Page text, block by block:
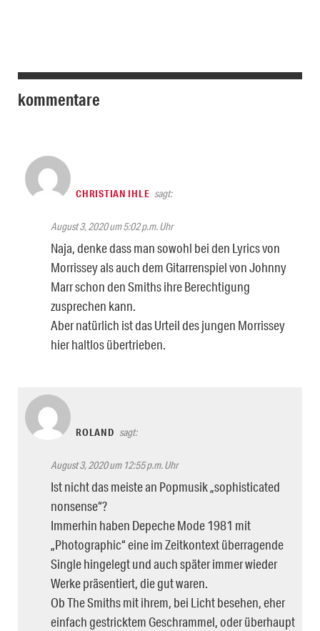
kommentare
CHRISTIAN IHLE sagt:
August 3, 2020 um 5:02 p.m. Uhr
Naja, denke dass man sowohl bei den Lyrics von
Morrissey als auch dem Gitarrenspiel von Johnny
Marr schon den Smiths ihre Berechtigung
zusprechen kann.
Aber natürlich ist das Urteil des jungen Morrissey
hier haltlos übertrieben.
ROLAND sagt:
August 3, 2020 um 12:55 p.m. Uhr
Ist nicht das meiste an Popmusik „sophisticated
nonsense“?
Immerhin haben Depeche Mode 1981 mit
„Photographic“ eine im Zeitkontext überragende
Single hingelegt und auch später immer wieder
Werke präsentiert, die gut waren.
Ob The Smiths mit ihrem, bei Licht besehen, eher
einfach gestricktem Geschrammel, oder überhaupt